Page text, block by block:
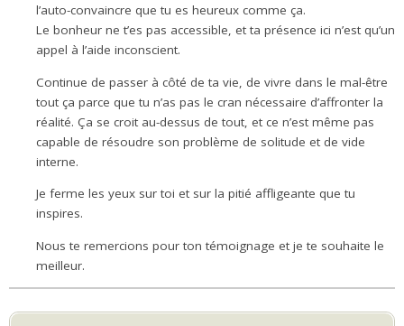
l’auto-convaincre que tu es heureux comme ça.
Le bonheur ne t’es pas accessible, et ta présence ici n’est qu’un
appel à l’aide inconscient.
Continue de passer à côté de ta vie, de vivre dans le mal-être
tout ça parce que tu n’as pas le cran nécessaire d’affronter la
réalité. Ça se croit au-dessus de tout, et ce n’est même pas
capable de résoudre son problème de solitude et de vide
interne.
Je ferme les yeux sur toi et sur la pitié affligeante que tu
inspires.
Nous te remercions pour ton témoignage et je te souhaite le
meilleur.